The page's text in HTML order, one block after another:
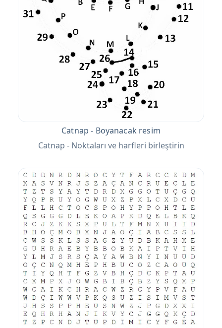
Catnap - Boyanacak resim
Catnap - Noktaları ve harfleri birleştirin